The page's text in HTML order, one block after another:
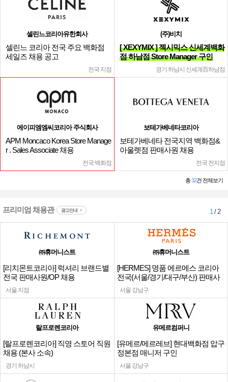
셀린느코리아유한회사
셀린느 코리아 전국 주요 백화점
세일즈 채용 공고
전국 지점
(주)비치
[ XEXYMIX ] 젝시믹스 신세계백화
점 하남점 Store Manager 구인
경기 하남시 신세계百하남점
에이피엠엠씨코리아 주식회사
APM Moncaco Korea Store Manage
r . Sales Associate 채용
전국 백화점
보테가베네타코리아
보테가베네타 전국지역 백화점&
아울렛점 판매사원 채용
전국 전지점
총32건 전체보기
프리미엄 채용관 광고안내 1/ 2
㈜휴머니스트
[리치몬트코리아] 럭셔리 브랜드별
전국 판매사원/OP 채용
서울 지점
㈜휴머니스트
[HERMES] 명품 에르메스 코리아
전국(서울/경기/대구/부산) 판매사
원
서울 강남구
랄프로렌코리아
[랄프로렌코리아] 직영 스토어 직원
채용 (본사 소속)
경기 하남시
유메르컴퍼니
[유메르/메르레브] 현대백화점 압구
정본점 매니저 구인
서울 강남구